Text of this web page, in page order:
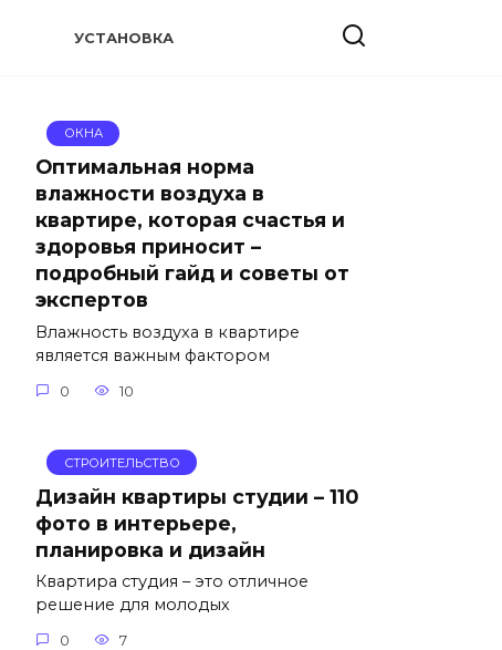
УСТАНОВКА
ОКНА
Оптимальная норма
влажности воздуха в
квартире, которая счастья и
здоровья приносит –
подробный гайд и советы от
экспертов
Влажность воздуха в квартире
является важным фактором
0 10
СТРОИТЕЛЬСТВО
Дизайн квартиры студии – 110
фото в интерьере,
планировка и дизайн
Квартира студия – это отличное
решение для молодых
0 7